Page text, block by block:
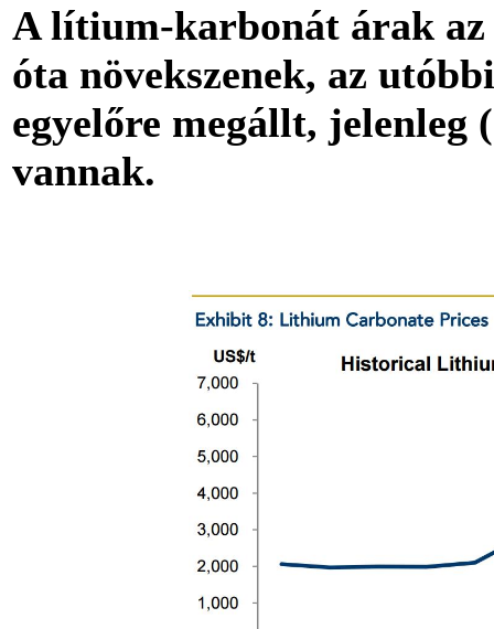
A lítium-karbonát árak
óta növekszenek, az
egyelőre megállt, jelenleg
vannak.